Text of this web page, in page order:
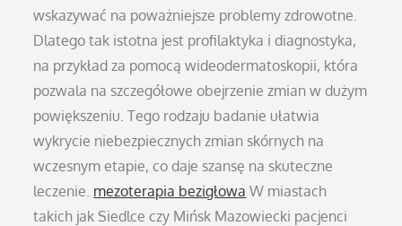
wskazywać na poważniejsze problemy zdrowotne.
Dlatego tak istotna jest profilaktyka i diagnostyka,
na przykład za pomocą wideodermatoskopii, która
pozwala na szczegółowe obejrzenie zmian w dużym
powiększeniu. Tego rodzaju badanie ułatwia
wykrycie niebezpiecznych zmian skórnych na
wczesnym etapie, co daje szansę na skuteczne
leczenie. mezoterapia bezigłowa W miastach
takich jak Siedlce czy Mińsk Mazowiecki pacjenci